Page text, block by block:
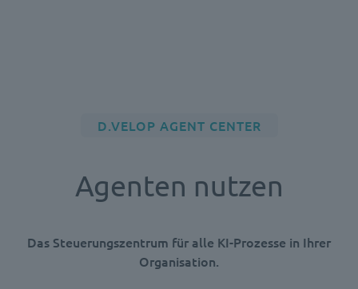
D.VELOP AGENT CENTER
Agenten nutzen
Das Steuerungszentrum für alle KI-Prozesse in Ihrer
Organisation.